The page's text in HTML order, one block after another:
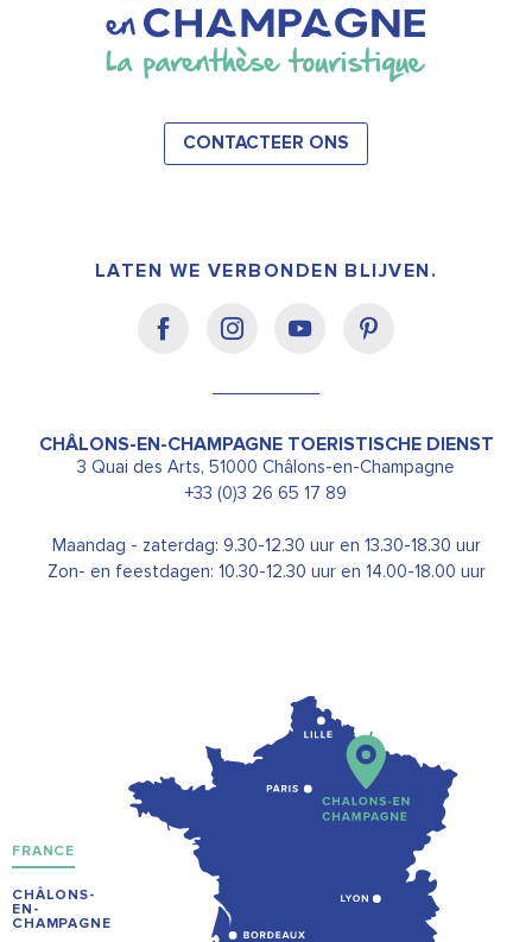
CONTACTEER ONS
LATEN WE VERBONDEN BLIJVEN.
CHÂLONS-EN-CHAMPAGNE TOERISTISCHE DIENST
3 Quai des Arts, 51000 Châlons-en-Champagne
+33 (0)3 26 65 17 89
Maandag - zaterdag: 9.30-12.30 uur en 13.30-18.30 uur
Zon- en feestdagen: 10.30-12.30 uur en 14.00-18.00 uur
FRANCE
CHÂLONS-
EN-
CHAMPAGNE